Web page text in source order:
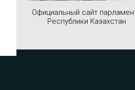
Официальный сайт
Республики Казахстан